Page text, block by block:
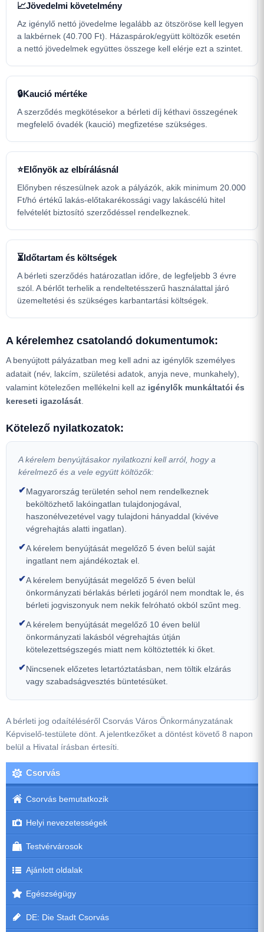
📈Jövedelmi követelmény
Az igénylő nettó jövedelme legalább az ötszöröse kell legyen
a lakbérnek (40.700 Ft). Házaspárok/együtt költözők esetén
a nettó jövedelmek együttes összege kell elérje ezt a szintet.
🔒Kaució mértéke
A szerződés megkötésekor a bérleti díj kéthavi összegének
megfelelő óvadék (kaució) megfizetése szükséges.
⭐Előnyök az elbírálásnál
Előnyben részesülnek azok a pályázók, akik minimum 20.000
Ft/hó értékű lakás-előtakarékossági vagy lakáscélú hitel
felvételét biztosító szerződéssel rendelkeznek.
⏳Időtartam és költségek
A bérleti szerződés határozatlan időre, de legfeljebb 3 évre
szól. A bérlőt terhelik a rendeltetésszerű használattal járó
üzemeltetési és szükséges karbantartási költségek.
A kérelemhez csatolandó dokumentumok:
A benyújtott pályázatban meg kell adni az igénylők személyes
adatait (név, lakcím, születési adatok, anyja neve, munkahely),
valamint kötelezően mellékelni kell az igénylők munkáltatói és
kereseti igazolását.
Kötelező nyilatkozatok:
A kérelem benyújtásakor nyilatkozni kell arról, hogy a
kérelmező és a vele együtt költözők:
✔Magyarország területén sehol nem rendelkeznek
beköltözhető lakóingatlan tulajdonjogával,
haszonélvezetével vagy tulajdoni hányaddal (kivéve
végrehajtás alatti ingatlan).
✔A kérelem benyújtását megelőző 5 éven belül saját
ingatlant nem ajándékoztak el.
✔A kérelem benyújtását megelőző 5 éven belül
önkormányzati bérlakás bérleti jogáról nem mondtak le, és
bérleti jogviszonyuk nem nekik felróható okból szűnt meg.
✔A kérelem benyújtását megelőző 10 éven belül
önkormányzati lakásból végrehajtás útján
kötelezettségszegés miatt nem költöztették ki őket.
✔Nincsenek előzetes letartóztatásban, nem töltik elzárás
vagy szabadságvesztés büntetésüket.
A bérleti jog odaítéléséről Csorvás Város Önkormányzatának
Képviselő-testülete dönt. A jelentkezőket a döntést követő 8 napon
belül a Hivatal írásban értesíti.
Csorvás
Csorvás bemutatkozik
Helyi nevezetességek
Testvérvárosok
Ajánlott oldalak
Egészségügy
DE: Die Stadt Csorvás